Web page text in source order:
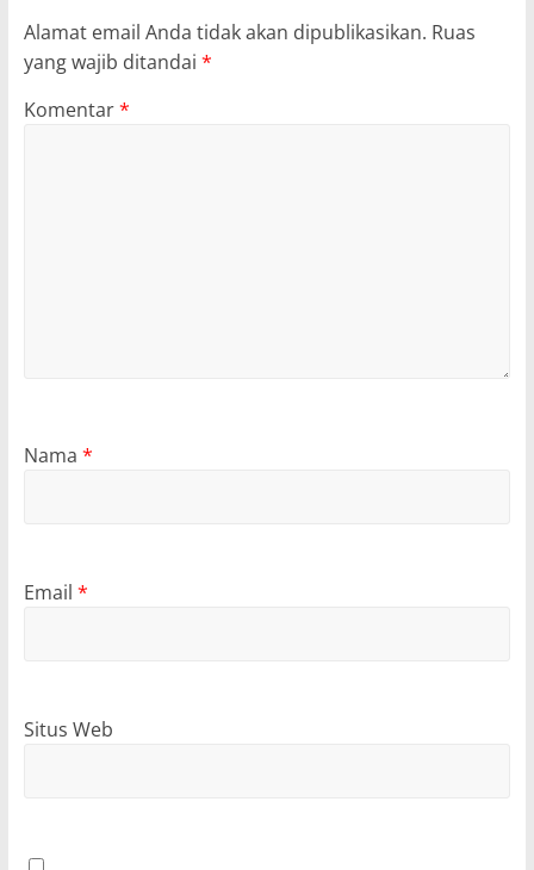
Alamat email Anda tidak akan dipublikasikan. Ruas
yang wajib ditandai *
Komentar*
Nama *
Email *
Situs Web